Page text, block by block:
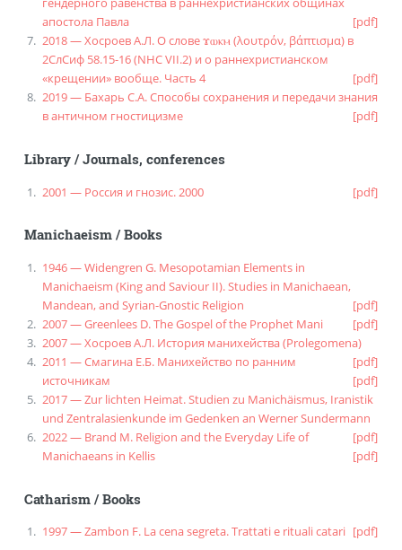
апостола Павла
[pdf]
2018 — Хосроев А.Л. О слове ϫⲱⲕⲙ (λουτρόν, βάπτισμα) в
2СлСиф 58.15-16 (NHC VII.2) и о раннехристианском
«крещении» вообще. Часть 4
[pdf]
2019 — Бахарь С.А. Способы сохранения и передачи знания
в античном гностицизме
[pdf]
Library/Journals, conferences
2001 — Россия и гнозис. 2000 [pdf]
Manichaeism/Books
1946 — Widengren G. Mesopotamian Elements in
Manichaeism (King and Saviour II). Studies in Manichaean,
Mandean, and Syrian-Gnostic Religion
[pdf]
2007 — Greenlees D. The Gospel of the Prophet Mani
[pdf]
2007 — Хосроев А.Л. История манихейства (Prolegomena)
[pdf]
2011 — Смагина Е.Б. Манихейство по ранним
источникам
[pdf]
2017 — Zur lichten Heimat. Studien zu Manichäismus, Iranistik
und Zentralasienkunde im Gedenken an Werner Sundermann
[pdf]
2022 — Brand M. Religion and the Everyday Life of
Manichaeans in Kellis
[pdf]
Catharism/Books
1997 — Zambon F. La cena segreta. Trattati e rituali catari [pdf]